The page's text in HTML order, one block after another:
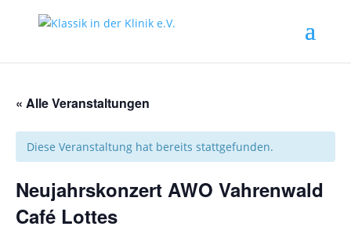
« Alle Veranstaltungen
Diese Veranstaltung hat bereits stattgefunden.
Neujahrskonzert AWO Vahrenwald
Café Lottes